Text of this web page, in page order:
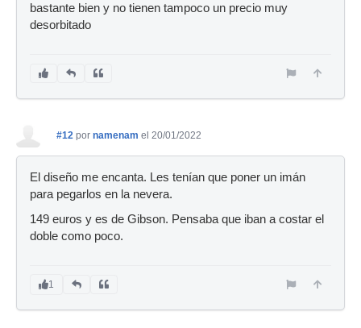
bastante bien y no tienen tampoco un precio muy
desorbitado
#12 por namenam el 20/01/2022
El diseño me encanta. Les tenían que poner un imán
para pegarlos en la nevera.
149 euros y es de Gibson. Pensaba que iban a costar el
doble como poco.
1